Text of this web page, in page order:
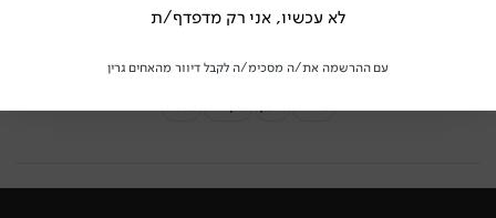
מילות מפתח:
לא עכשיו, אני רק מדפדף/ת
עם ההרשמה את/ה מסכימ/ה לקבל דיוור מהאחים גרין